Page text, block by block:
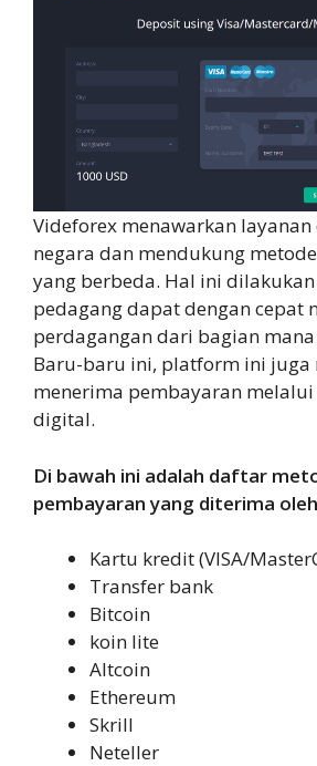
Videforex menawarkan
negara dan mendukung
yang berbeda. Hal ini
pedagang dapat dengan cepat
perdagangan dari bagian
Baru-baru ini, platform ini juga
menerima pembayaran
digital.
Di bawah ini adalah daftar
pembayaran yang diterima
Kartu kredit (VISA/
Transfer bank
Bitcoin
koin lite
Altcoin
Ethereum
Skrill
Neteller